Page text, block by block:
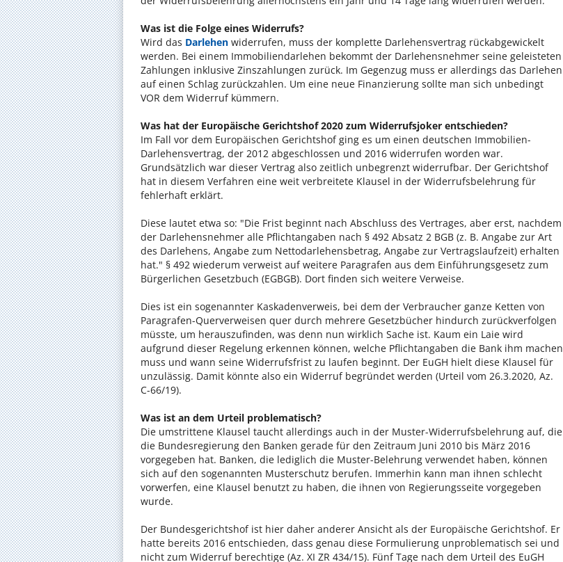
Was ist die Folge eines Widerrufs?
Wird das Darlehen widerrufen, muss der komplette Darlehensvertrag rückabgewickelt
werden. Bei einem Immobiliendarlehen bekommt der Darlehensnehmer seine geleisteten
Zahlungen inklusive Zinszahlungen zurück. Im Gegenzug muss er allerdings das Darlehen
auf einen Schlag zurückzahlen. Um eine neue Finanzierung sollte man sich unbedingt
VOR dem Widerruf kümmern.
Was hat der Europäische Gerichtshof 2020 zum Widerrufsjoker entschieden?
Im Fall vor dem Europäischen Gerichtshof ging es um einen deutschen Immobilien-
Darlehensvertrag, der 2012 abgeschlossen und 2016 widerrufen worden war.
Grundsätzlich war dieser Vertrag also zeitlich unbegrenzt widerrufbar. Der Gerichtshof
hat in diesem Verfahren eine weit verbreitete Klausel in der Widerrufsbelehrung für
fehlerhaft erklärt.
Diese lautet etwa so: "Die Frist beginnt nach Abschluss des Vertrages, aber erst, nachdem
der Darlehensnehmer alle Pflichtangaben nach § 492 Absatz 2 BGB (z. B. Angabe zur Art
des Darlehens, Angabe zum Nettodarlehensbetrag, Angabe zur Vertragslaufzeit) erhalten
hat." § 492 wiederum verweist auf weitere Paragrafen aus dem Einführungsgesetz zum
Bürgerlichen Gesetzbuch (EGBGB). Dort finden sich weitere Verweise.
Dies ist ein sogenannter Kaskadenverweis, bei dem der Verbraucher ganze Ketten von
Paragrafen-Querverweisen quer durch mehrere Gesetzbücher hindurch zurückverfolgen
müsste, um herauszufinden, was denn nun wirklich Sache ist. Kaum ein Laie wird
aufgrund dieser Regelung erkennen können, welche Pflichtangaben die Bank ihm machen
muss und wann seine Widerrufsfrist zu laufen beginnt. Der EuGH hielt diese Klausel für
unzulässig. Damit könnte also ein Widerruf begründet werden (Urteil vom 26.3.2020, Az.
C-66/19).
Was ist an dem Urteil problematisch?
Die umstrittene Klausel taucht allerdings auch in der Muster-Widerrufsbelehrung auf, die
die Bundesregierung den Banken gerade für den Zeitraum Juni 2010 bis März 2016
vorgegeben hat. Banken, die lediglich die Muster-Belehrung verwendet haben, können
sich auf den sogenannten Musterschutz berufen. Immerhin kann man ihnen schlecht
vorwerfen, eine Klausel benutzt zu haben, die ihnen von Regierungsseite vorgegeben
wurde.
Der Bundesgerichtshof ist hier daher anderer Ansicht als der Europäische Gerichtshof. Er
hatte bereits 2016 entschieden, dass genau diese Formulierung unproblematisch sei und
nicht zum Widerruf berechtige (Az. XI ZR 434/15). Fünf Tage nach dem Urteil des EuGH